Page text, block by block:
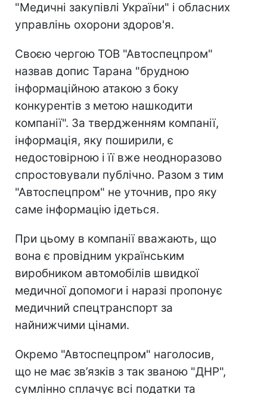
"Медичні закупівлі України" і обласних
управлінь охорони здоров'я.
Своєю чергою ТОВ "Автоспецпром"
назвав допис Тарана "брудною
інформаційною атакою з боку
конкурентів з метою нашкодити
компанії". За твердженням компанії,
інформація, яку поширили, є
недостовірною і її вже неодноразово
спростовували публічно. Разом з тим
"Автоспецпром" не уточнив, про яку
саме інформацію ідеться.
При цьому в компанії вважають, що
вона є провідним українським
виробником автомобілів швидкої
медичної допомоги і наразі пропонує
медичний спецтранспорт за
найнижчими цінами.
Окремо "Автоспецпром" наголосив,
що не має зв’язків з так званою "ДНР",
сумлінно сплачує всі податки та